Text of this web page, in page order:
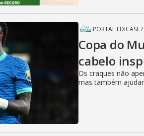
PORTAL EDICASE/
Copa do
cabelo
Os craques não
mas também